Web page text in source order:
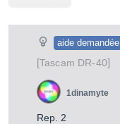
aide demandée
[Tascam DR-40]
Rep. 2
1dinamyte